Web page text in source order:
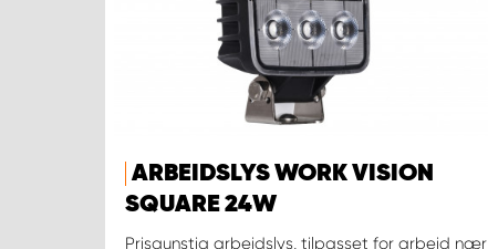
ARBEIDSLYS WORK VISION
SQUARE 24W
Prisgunstig arbeidslys, tilpasset for arbeid nær